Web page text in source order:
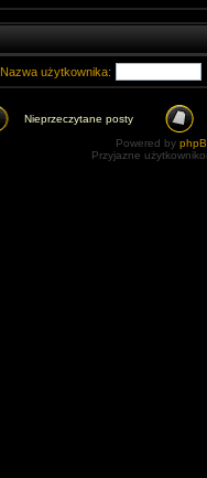
Nazwa użytkownika:
Nieprzeczytane posty
Powered by
Przyjazne